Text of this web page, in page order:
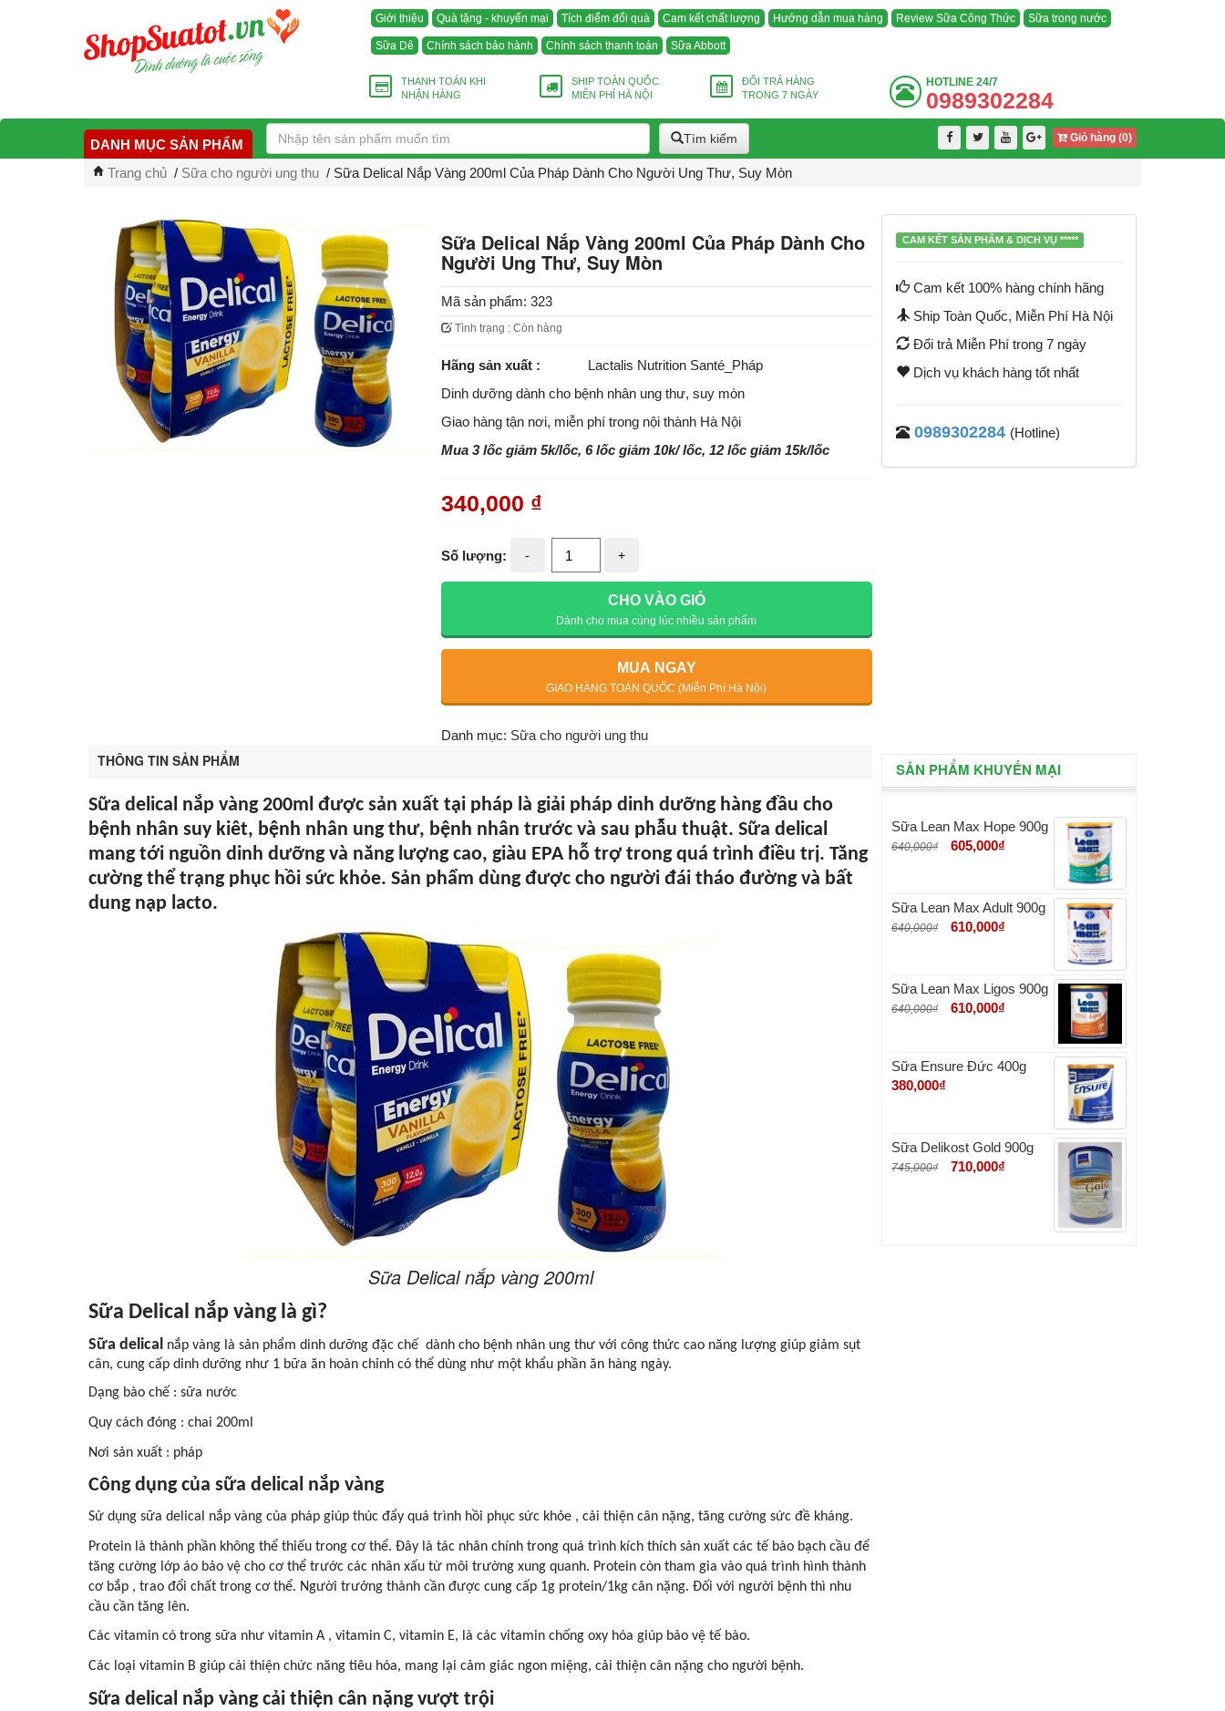
Giới thiệu Quà tặng - khuyến mại Tích điểm đổi quà Cam kết chất lượng Hướng dẫn mua hàng Review Sữa Công Thức Sữa trong nước
Sữa Dê Chính sách bảo hành Chính sách thanh toán Sữa Abbott
THANH TOÁN KHI
NHẬN HÀNG
SHIP TOÀN QUỐC
MIỄN PHÍ HÀ NỘI
ĐỔI TRẢ HÀNG
TRONG 7 NGÀY
HOTLINE24/7
0989302284
DANH MỤC SẢN PHẨM Tìm kiếm Giỏ hàng (0)
Trang chủ / Sữa cho người ung thu / Sữa Delical Nắp Vàng 200ml Của Pháp Dành Cho Người Ung Thư, Suy Mòn
Sữa Delical Nắp Vàng 200ml Của Pháp Dành Cho
Người Ung Thư, Suy Mòn
Mã sản phẩm: 323
Tình trạng : Còn hàng
Hãng sản xuất :
Lactalis Nutrition Santé_Pháp
Dinh dưỡng dành cho bệnh nhân ung thư, suy mòn
Giao hàng tận nơi, miễn phí trong nội thành Hà Nội
Mua 3 lốc giảm 5k/lốc, 6 lốc giảm 10k/ lốc, 12 lốc giảm 15k/lốc
340,000 ₫
Số lượng: - +
CHO VÀO GIỎ
Dành cho mua cùng lúc nhiều sản phẩm
MUA NGAY
GIAO HÀNG TOÀN QUỐC (Miễn Phí Hà Nội)
Danh mục: Sữa cho người ung thu
CAM KẾT SẢN PHẨM & DỊCH VỤ *****
Cam kết 100% hàng chính hãng
Ship Toàn Quốc, Miễn Phí Hà Nội
Đổi trả Miễn Phí trong 7 ngày
Dịch vụ khách hàng tốt nhất
0989302284 (Hotline)
THÔNG TIN SẢN PHẨM
Sữa delical nắp vàng 200ml được sản xuất tại pháp là giải pháp dinh dưỡng hàng đầu cho
bệnh nhân suy kiêt, bệnh nhân ung thư, bệnh nhân trước và sau phẫu thuật. Sữa delical
mang tới nguồn dinh dưỡng và năng lượng cao, giàu EPA hỗ trợ trong quá trình điều trị. Tăng
cường thể trạng phục hồi sức khỏe. Sản phẩm dùng được cho người đái tháo đường và bất
dung nạp lacto.
Sữa Delical nắp vàng 200ml
Sữa Delical nắp vàng là gì?
Sữa delical
nắp vàng là sản phẩm dinh dưỡng đặc chế dành cho bệnh nhân ung thư với công thức cao năng lượng giúp giảm sụt
cân, cung cấp dinh dưỡng như 1 bữa ăn hoàn chỉnh có thể dùng như một khẩu phần ăn hàng ngày.
Dạng bào chế : sữa nước
Quy cách đóng : chai 200ml
Nơi sản xuất : pháp
Công dụng của sữa delical nắp vàng
Sử dụng sữa delical nắp vàng của pháp giúp thúc đẩy quá trình hồi phục sức khỏe , cải thiện cân nặng, tăng cường sức đề kháng.
Protein là thành phần không thể thiếu trong cơ thể. Đây là tác nhân chính trong quá trình kích thích sản xuất các tế bào bạch cầu để
tăng cường lớp áo bảo vệ cho cơ thể trước các nhân xấu từ môi trường xung quanh. Protein còn tham gia vào quá trình hình thành
cơ bắp , trao đổi chất trong cơ thể. Người trưởng thành cần được cung cấp 1g protein/1kg cân nặng. Đối với người bệnh thì nhu
cầu cần tăng lên.
Các vitamin có trong sữa như vitamin A , vitamin C, vitamin E, là các vitamin chống oxy hóa giúp bảo vệ tế bào.
Các loại vitamin B giúp cải thiện chức năng tiêu hóa, mang lại cảm giác ngon miệng, cải thiện cân nặng cho người bệnh.
Sữa delical nắp vàng cải thiện cân nặng vượt trội
SẢN PHẨM KHUYẾN MẠI
Sữa Lean Max Hope 900g
640,000₫ 605,000₫
Sữa Lean Max Adult 900g
640,000₫ 610,000₫
Sữa Lean Max Ligos 900g
640,000₫ 610,000₫
Sữa Ensure Đức 400g
380,000₫
Sữa Delikost Gold 900g
745,000₫ 710,000₫